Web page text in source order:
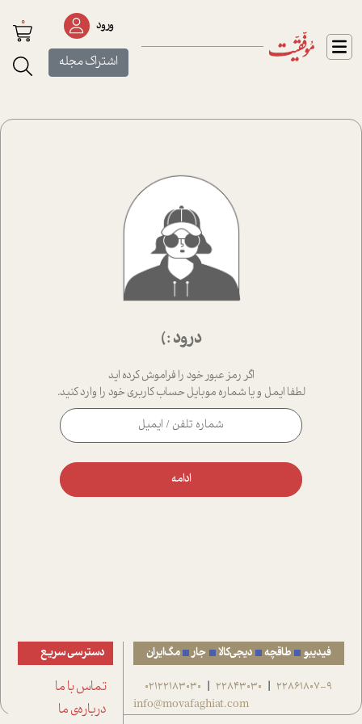
ورود
اشتراک مجله
0
درود :)
اگر رمز عبور خود را فراموش کرده اید
لطفا ایمل و یا شماره موبایل حساب کاربری خود را وارد کنید.
ادامه
فیدیبو طاقچه دیجی‌کالا جار مگ‌ایران
22861807-9
|
22843030
|
02122183030
info@movafaghiat.com
دسترسی سریع
تماس با ما
درباره‌ی ما